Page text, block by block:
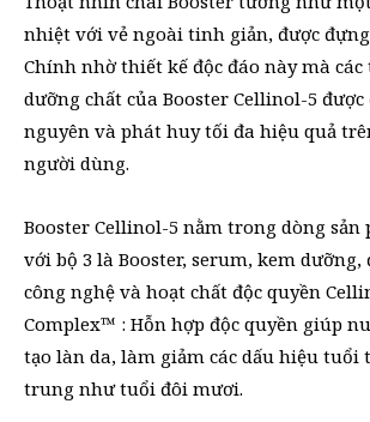
nhiệt với vẻ ngoài tinh giản, được
Chính nhờ thiết kế độc đáo này mà
dưỡng chất của Booster Cellinol-5 được
nguyên và phát huy tối đa hiệu quả
người dùng.
Booster Cellinol-5 nằm trong dòng sản
với bộ 3 là Booster, serum, kem dưỡng,
công nghệ và hoạt chất độc quyền
Complex™ : Hỗn hợp độc quyền giúp
tạo làn da, làm giảm các dấu hiệu tuổi
trung như tuổi đôi mươi.